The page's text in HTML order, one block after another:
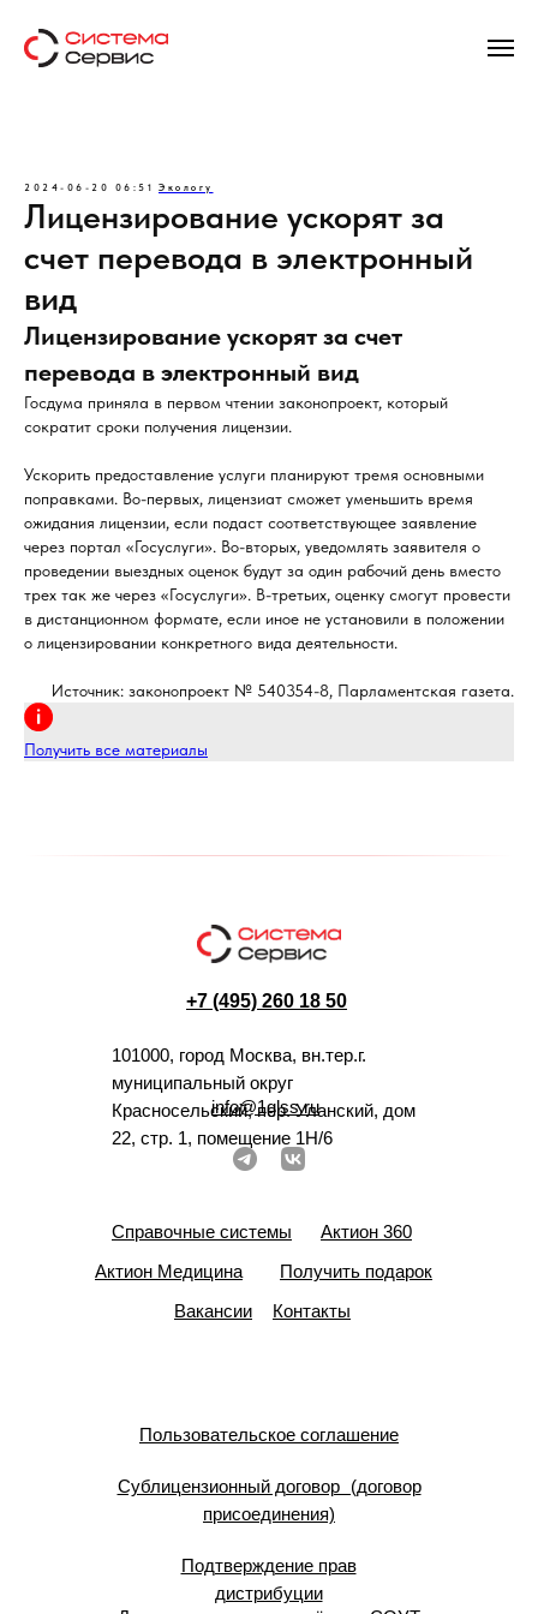
2024-06-20 06:51 Экологу
Лицензирование ускорят за
счет перевода в электронный
вид
Лицензирование ускорят за счет
перевода в электронный вид
Госдума приняла в первом чтении законопроект, который
сократит сроки получения лицензии.
Ускорить предоставление услуги планируют тремя основными
поправками. Во-первых, лицензиат сможет уменьшить время
ожидания лицензии, если подаст соответствующее заявление
через портал «Госуслуги». Во-вторых, уведомлять заявителя о
проведении выездных оценок будут за один рабочий день вместо
трех так же через «Госуслуги». В-третьих, оценку смогут провести
в дистанционном формате, если иное не установили в положении
о лицензировании конкретного вида деятельности.
Источник: законопроект № 540354-8, Парламентская газета.
Получить все материалы
+7 (495) 260 18 50
101000, город Москва, вн.тер.г.
муниципальный округ
Красносельский, пер. Уланский, дом
22, стр. 1, помещение 1Н/6
info@1glss.ru
Справочные системы
Актион 360
Актион Медицина
Получить подарок
Вакансии
Контакты
Пользовательское соглашение
Сублицензионный договор (договор
присоединения)
Подтверждение прав
дистрибуции